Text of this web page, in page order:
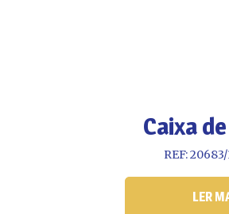
Caixa
REF:
LER